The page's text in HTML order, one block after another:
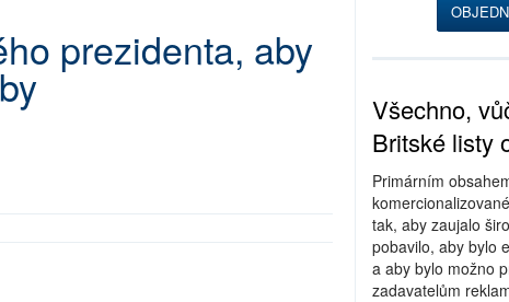
prezidenta, aby
Všechno,
Britské listy
Primárním
tak, aby zaujalo
pobavilo, aby bylo
a aby bylo možno
zadavatelům